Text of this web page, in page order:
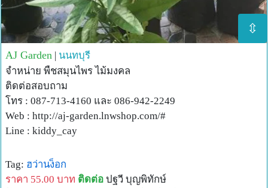
⇳
AJ Garden | นนทบุรี
จำหน่าย พืชสมุนไพร ไม้มงคล
ติดต่อสอบถาม
โทร : 087-713-4160 และ 086-942-2249
Web : http://aj-garden.lnwshop.com/#
Line : kiddy_cay
Tag: ฮว่านง็อก
ราคา 55.00 บาท ติดต่อ ปฐวี บุญพิทักษ์